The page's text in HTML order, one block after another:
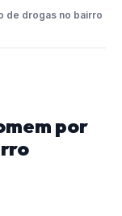
de drogas no bairro
por